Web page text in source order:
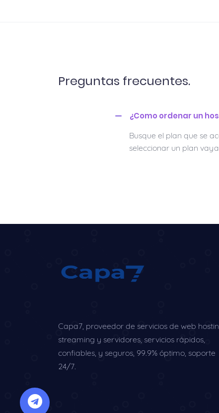
Preguntas frecuentes.
¿Como ordenar un
Busque el plan que se
seleccionar un plan
Capa7, proveedor de servicios de web
streaming y servidores, servicios rápidos,
confiables, y seguros, 99.9% óptimo, soporte
24/7.